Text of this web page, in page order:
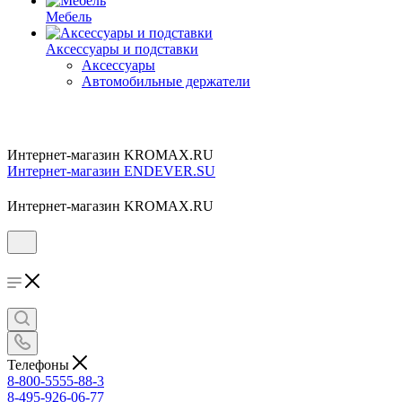
Мебель
Аксессуары и подставки
Аксессуары
Автомобильные держатели
Интернет-магазин KROMAX.RU
Интернет-магазин ENDEVER.SU
Интернет-магазин KROMAX.RU
Телефоны
8-800-5555-88-3
8-495-926-06-77